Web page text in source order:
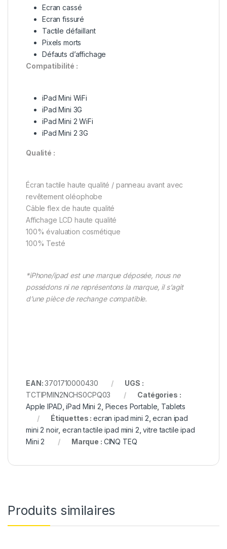
Ecran cassé
Ecran fissuré
Tactile défaillant
Pixels morts
Défauts d’affichage
Compatibilité :
iPad Mini WiFi
iPad Mini 3G
iPad Mini 2 WiFi
iPad Mini 2 3G
Qualité :
Écran tactile haute qualité / panneau avant avec
revêtement oléophobe
Câble flex de haute qualité
Affichage LCD haute qualité
100% évaluation cosmétique
100% Testé
*iPhone/ipad est une marque déposée, nous ne
possédons ni ne représentons la marque, il s’agit
d’une pièce de rechange compatible.
EAN:3701710000430
UGS :
TCTIPMIN2NCHS0CPQ03
Catégories :
Apple IPAD ,iPad Mini 2 Pieces Portable Tablets
Étiquettes :ecran ipad mini 2 ,ecran ipad
mini 2 noir,ecran tactile ipad mini 2 ,vitre tactile ipad
Mini 2
Marque : CINQ TEQ
Produits similaires